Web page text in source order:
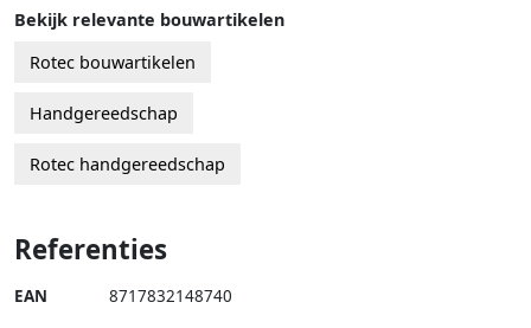
Bekijk relevante bouwartikelen
Rotec bouwartikelen
Handgereedschap
Rotec handgereedschap
Referenties
EAN 8717832148740